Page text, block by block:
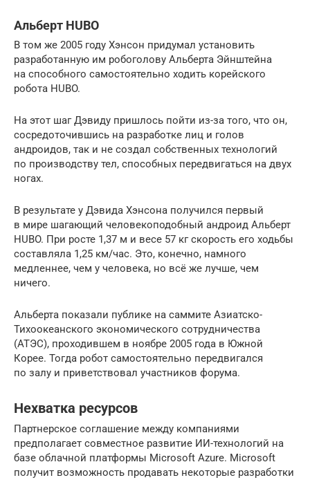
Альберт HUBO
В том же 2005 году Хэнсон придумал установить
разработанную им робоголову Альберта Эйнштейна
на способного самостоятельно ходить корейского
робота HUBO.
На этот шаг Дэвиду пришлось пойти из-за того, что он,
сосредоточившись на разработке лиц и голов
андроидов, так и не создал собственных технологий
по производству тел, способных передвигаться на двух
ногах.
В результате у Дэвида Хэнсона получился первый
в мире шагающий человекоподобный андроид Альберт
HUBO. При росте 1,37 м и весе 57 кг скорость его ходьбы
составляла 1,25 км/час. Это, конечно, намного
медленнее, чем у человека, но всё же лучше, чем
ничего.
Альберта показали публике на саммите Азиатско-
Тихоокеанского экономического сотрудничества
(АТЭС), проходившем в ноябре 2005 года в Южной
Корее. Тогда робот самостоятельно передвигался
по залу и приветствовал участников форума.
Нехватка ресурсов
Партнерское соглашение между компаниями
предполагает совместное развитие ИИ-технологий на
базе облачной платформы Microsoft Azure. Microsoft
получит возможность продавать некоторые разработки